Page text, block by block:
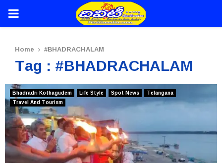
PRIMARY
Home #BHADRACHALAM
Tag : #BHADRACHALAM
Bhadradri Kothagudem Life Style Spot News
Telangana
Travel And Tourism